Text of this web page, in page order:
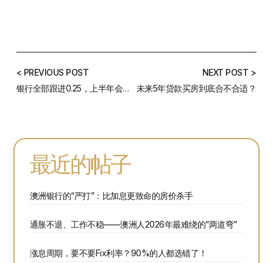
< PREVIOUS POST
银行全部跟进0.25，上半年会再次降息吗？首次降息后各大银行利率盘点
NEXT POST >
未来5年贷款买房到底合不合适？
最近的帖子
澳洲银行的“严打”：比加息更致命的房价杀手
通胀不退、工作不稳——澳洲人2026年最难绕的”两道弯”
涨息周期，要不要Fix利率？90%的人都选错了！